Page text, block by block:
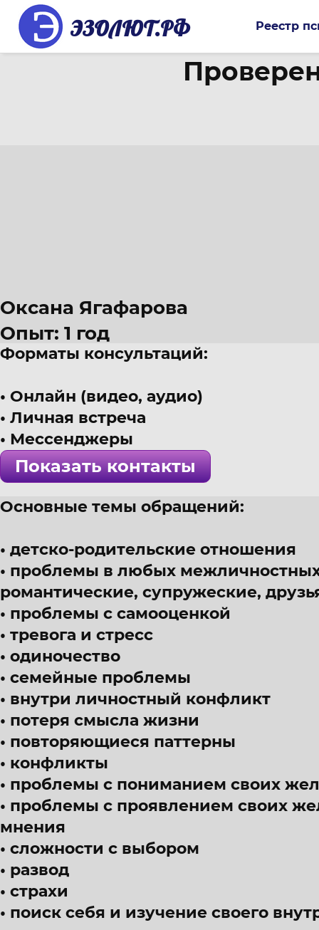
ЭЗОЛЮТ.РФ Реестр
Оксана Ягафарова
Опыт: 1 год
38 лет
г. Уфа
Психолог, гештальт-терапия,
! Специалист проверен >>>
Форматы консультаций:
Онлайн (видео, аудио)
Личная встреча
Мессенджеры
Показать контакты
Основные темы обращений:
детско-родительские отношения
проблемы в любых
романтические, супружеские,
проблемы с самооценкой
тревога и стресс
одиночество
семейные проблемы
внутри личностный конфликт
потеря смысла жизни
повторяющиеся паттерны
конфликты
проблемы с пониманием своих
проблемы с проявлением своих
мнения
сложности с выбором
развод
страхи
поиск себя и изучение своего